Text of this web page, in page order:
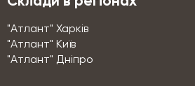
"Атлант" Харків
"Атлант" Київ
"Атлант" Дніпро